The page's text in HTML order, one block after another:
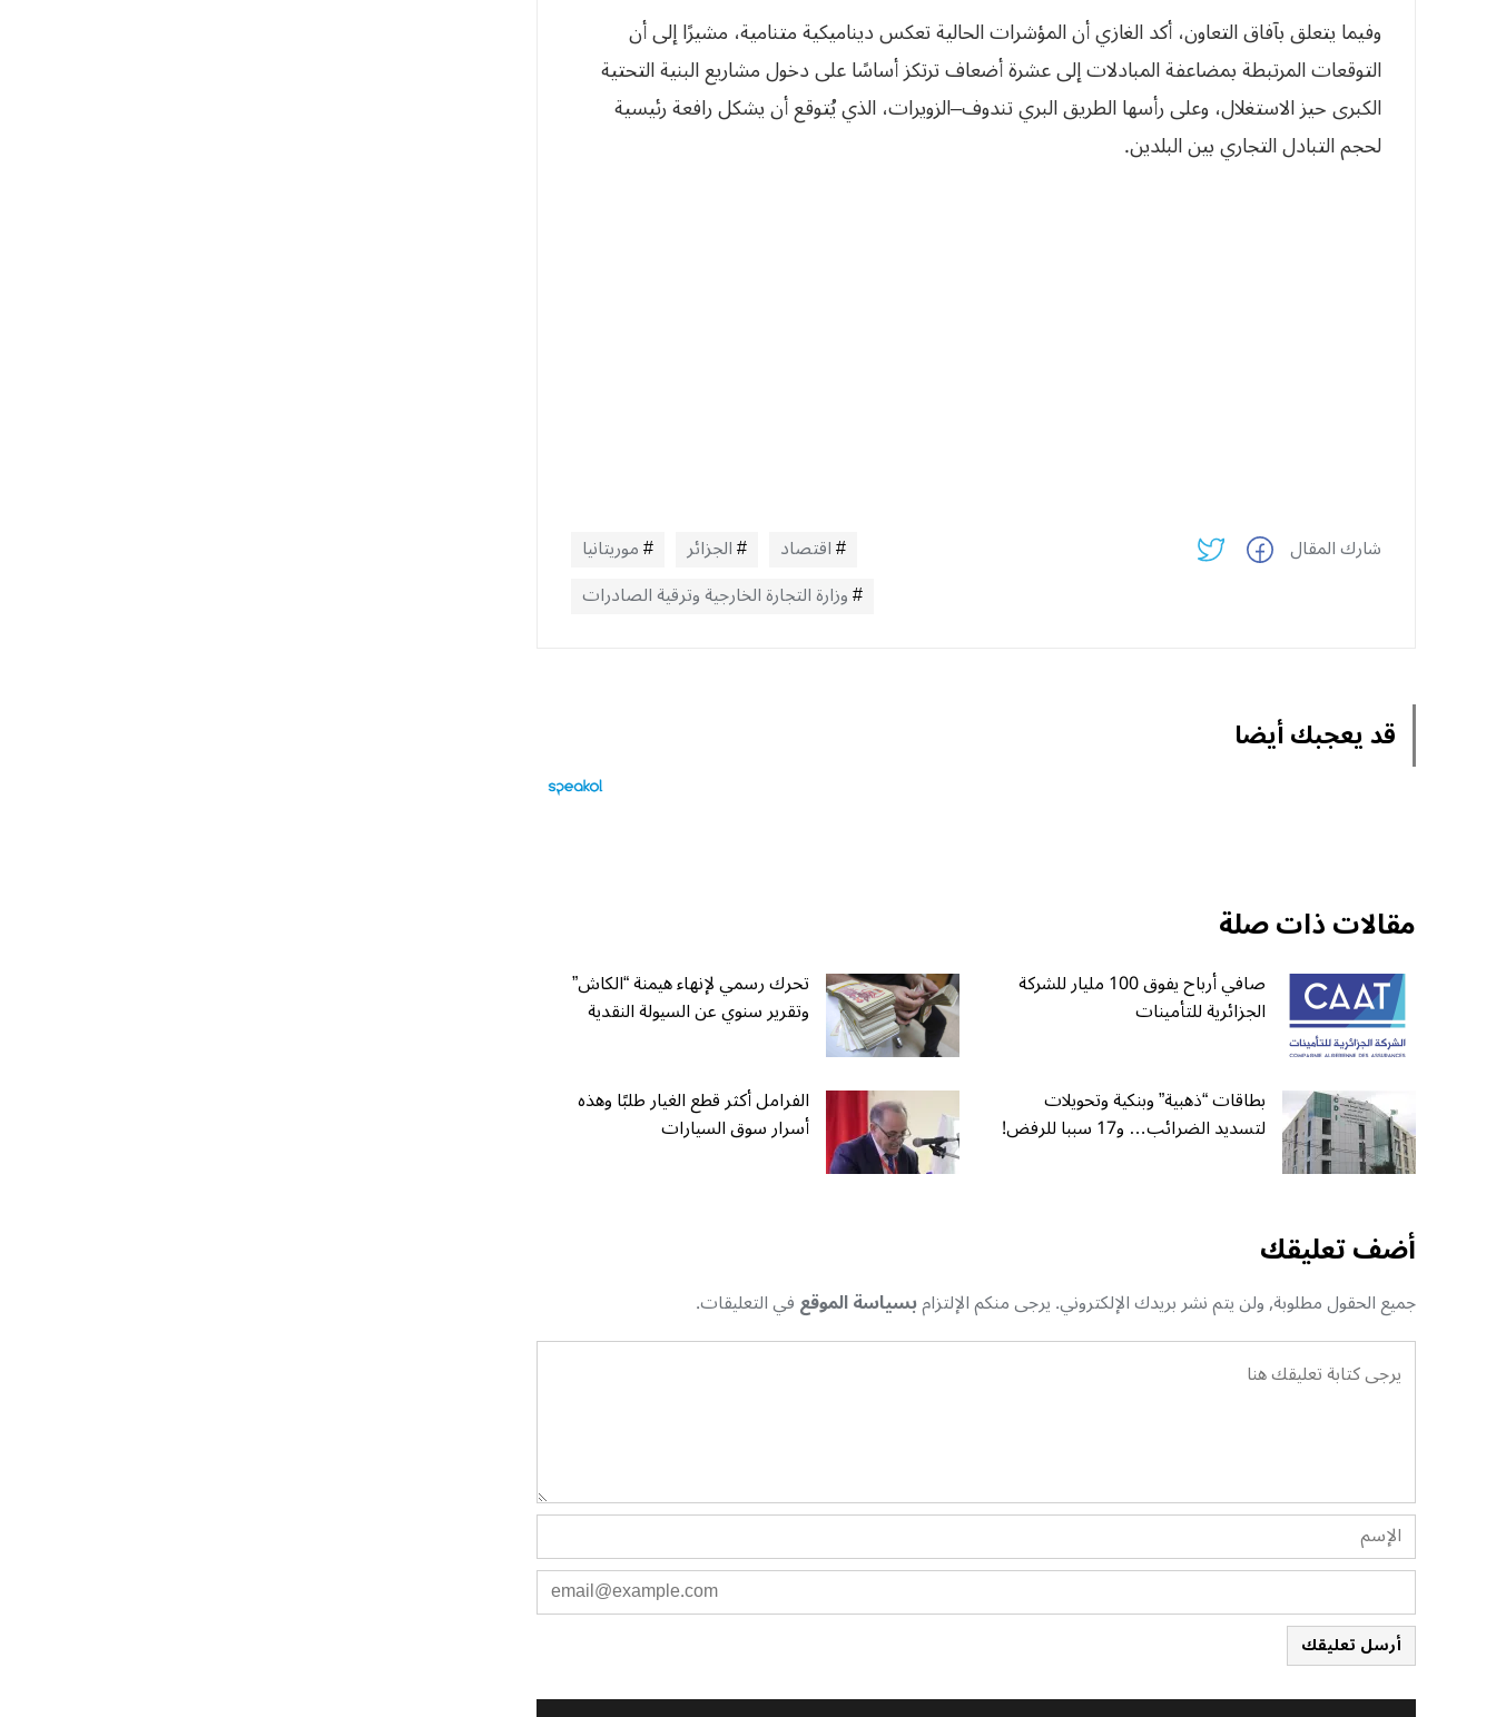
وفيما يتعلق بآفاق التعاون، أكد الغازي أن المؤشرات الحالية تعكس ديناميكية متنامية، مشيرًا إلى أن
التوقعات المرتبطة بمضاعفة المبادلات إلى عشرة أضعاف ترتكز أساسًا على دخول مشاريع البنية التحتية
الكبرى حيز الاستغلال، وعلى رأسها الطريق البري تندوف–الزويرات، الذي يُتوقع أن يشكل رافعة رئيسية
لحجم التبادل التجاري بين البلدين.
شارك المقال اقتصاد الجزائر
موريتانيا
وزارة التجارة الخارجية وترقية الصادرات
قد يعجبك أيضا
مقالات ذات صلة
صافي أرباح يفوق 100 مليار للشركة
الجزائرية للتأمينات
تحرك رسمي لإنهاء هيمنة “الكاش”
وتقرير سنوي عن السيولة النقدية
بطاقات “ذهبية” وبنكية وتحويلات
لتسديد الضرائب… و17 سببا للرفض!
الفرامل أكثر قطع الغيار طلبًا وهذه
أسرار سوق السيارات
أضف تعليقك
جميع الحقول مطلوبة, ولن يتم نشر بريدك الإلكتروني. يرجى منكم الإلتزامبسياسة الموقعفي التعليقات.
أرسل تعليقك